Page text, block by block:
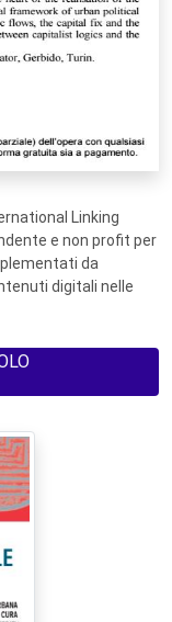
Linking
e non profit per
da
digitali nelle